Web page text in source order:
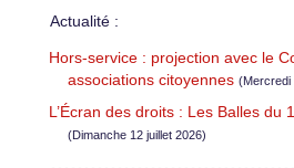
Actualité :
Hors-service : projection avec le
associations citoyennes (Mercredi
L’Écran des droits : Les Balles du
(Dimanche 12 juillet 2026)